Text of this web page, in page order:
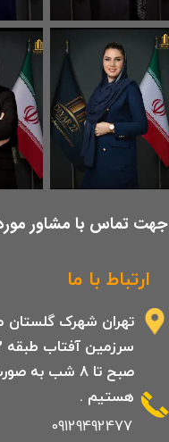
ارتباط با ما
09129492477
تهران شهرک گلستان
صبح تا 8 شب
هستیم .
​جهت تماس با مشاور